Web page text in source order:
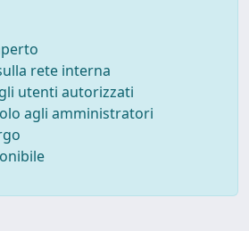
rete interna
utenti autorizzati
agli amministratori